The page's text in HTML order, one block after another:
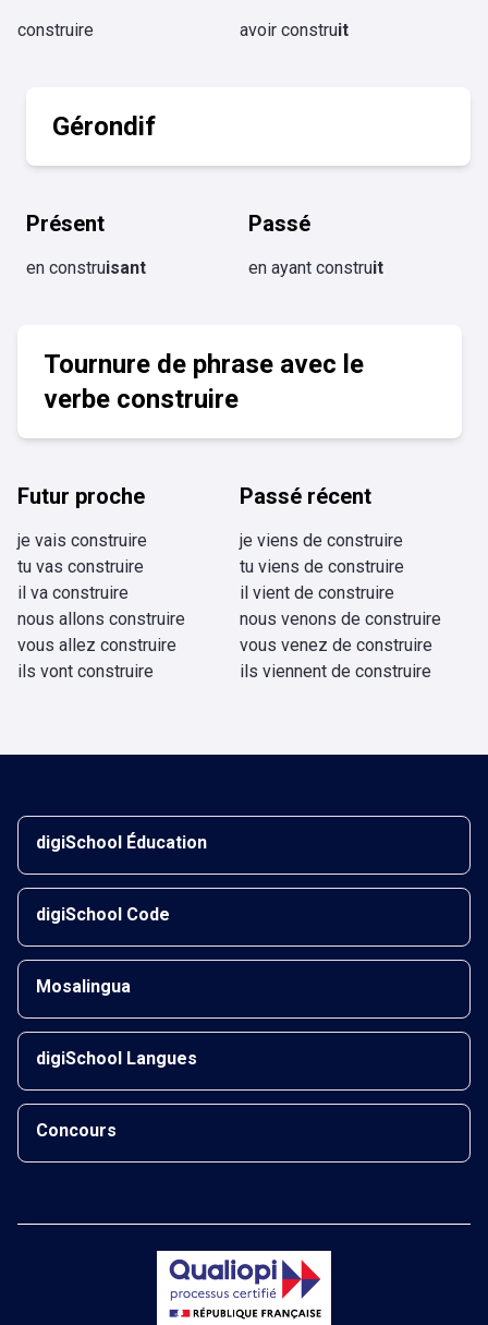
construire avoir construit
Gérondif
Présent
en construisant
Passé
en ayant construit
Tournure de phrase avec le
verbe construire
Futur proche
je vais construire
tu vas construire
il va construire
nous allons construire
vous allez construire
ils vont construire
Passé récent
je viens de construire
tu viens de construire
il vient de construire
nous venons de construire
vous venez de construire
ils viennent de construire
digiSchool Éducation
digiSchool Code
Mosalingua
digiSchool Langues
Concours